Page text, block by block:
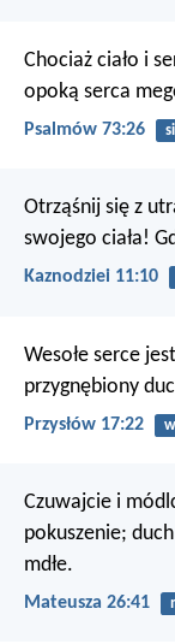
Chociaż ciało i
opoką serca
Psalmów 73:26
Otrząśnij się z
swojego ciała!
Kaznodziei 11:10
Wesołe serce
przygnębiony
Przysłów 17:22
Czuwajcie i
pokuszenie;
mdłe.
Mateusza 26:41